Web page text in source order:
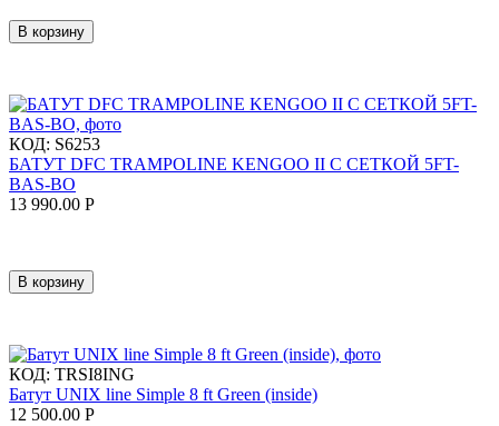
В корзину
КОД: S6253
БАТУТ DFC TRAMPOLINE KENGOO II С СЕТКОЙ 5FT-
BAS-BO
13 990.00 Р
В корзину
КОД: TRSI8ING
Батут UNIX line Simple 8 ft Green (inside)
12 500.00 Р